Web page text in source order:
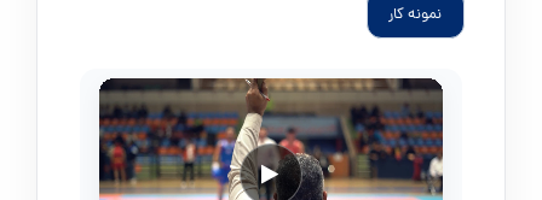
نمونه کار